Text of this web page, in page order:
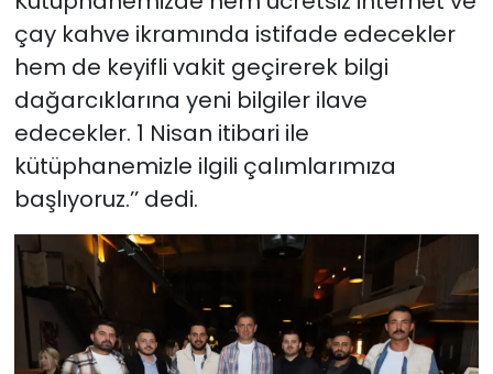
çay kahve ikramında istifade edecekler
hem de keyifli vakit geçirerek bilgi
dağarcıklarına yeni bilgiler ilave
edecekler. 1 Nisan itibari ile
kütüphanemizle ilgili çalımlarımıza
başlıyoruz.’’ dedi.